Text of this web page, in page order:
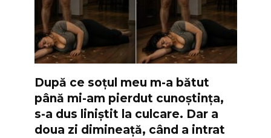
După ce soțul meu m-a bătut
până mi-am pierdut cunoștința,
s-a dus liniștit la culcare. Dar a
doua zi dimineață, când a intrat